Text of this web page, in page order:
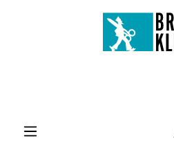
Zum Hauptinhalt springen